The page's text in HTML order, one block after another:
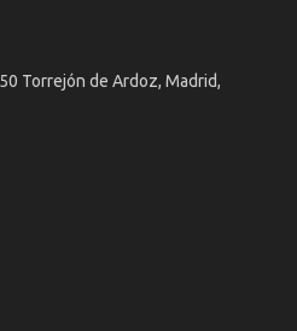
Torrejón de Ardoz, Madrid,